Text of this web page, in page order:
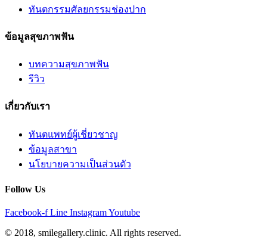
ทันตกรรมศัลยกรรมช่องปาก
ข้อมูลสุขภาพฟัน
บทความสุขภาพฟัน
รีวิว
เกี่ยวกับเรา
ทันตแพทย์ผู้เชี่ยวชาญ
ข้อมูลสาขา
นโยบายความเป็นส่วนตัว
Follow Us
Facebook-f Line InstagramYoutube
© 2018, smilegallery.clinic. All rights reserved.